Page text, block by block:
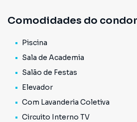
Comodidades do
Piscina
Sala de Academia
Salão de Festas
Elevador
Com Lavanderia Coletiva
Circuito Interno TV